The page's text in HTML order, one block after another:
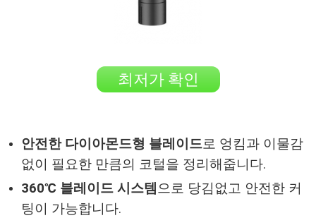
최저가 확인
안전한 다이아몬드형 블레이드로 엉킴과 이물감
없이 필요한 만큼의 코털을 정리해줍니다.
360℃ 블레이드 시스템 으로 당김없고 안전한 커
팅이 가능합니다.